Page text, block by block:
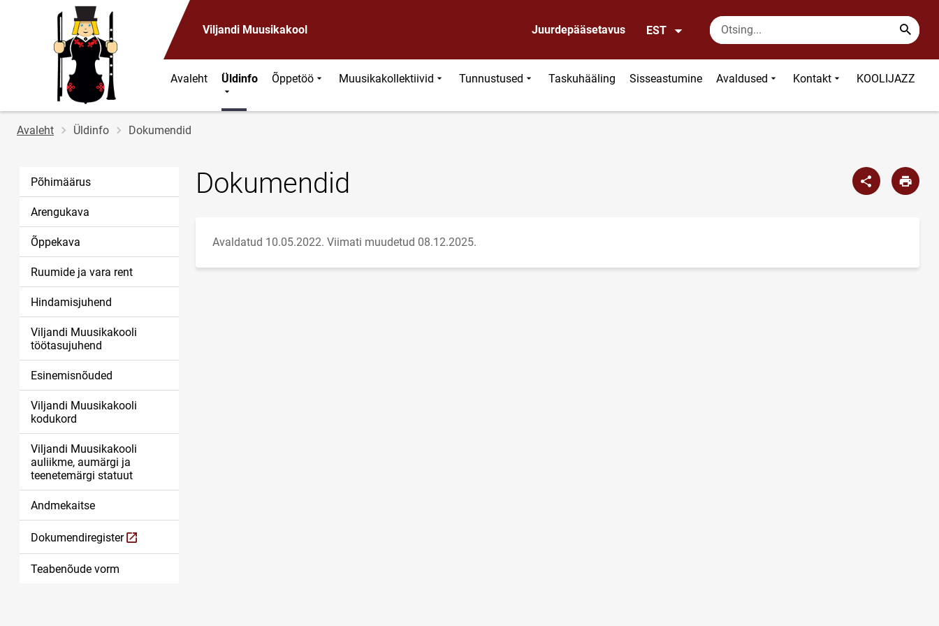
Viljandi Muusikakool Juurdepääsetavus EST
Avaleht Üldinfo Õppetöö Muusikakollektiivid Tunnustused Taskuhääling Sisseastumine Avaldused Kontakt KOOLIJAZZ
Jälglink
Avaleht Üldinfo Dokumendid
Põhimäärus
Arengukava
Õppekava
Ruumide ja vara rent
Hindamisjuhend
Viljandi Muusikakooli
töötasujuhend
Esinemisnõuded
Viljandi Muusikakooli
kodukord
Viljandi Muusikakooli
auliikme, aumärgi ja
teenetemärgi statuut
Andmekaitse
Dokumendiregister
Link avaneb uuel leheküljel
Teabenõude vorm
Dokumendid
Avaldatud 10.05.2022. Viimati muudetud 08.12.2025.